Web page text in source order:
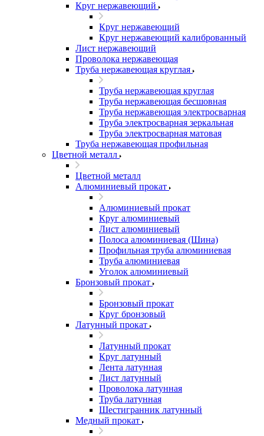
Круг нержавеющий
Круг нержавеющий
Круг нержавеющий калиброванный
Лист нержавеющий
Проволока нержавеющая
Труба нержавеющая круглая
Труба нержавеющая круглая
Труба нержавеющая бесшовная
Труба нержавеющая электросварная
Труба электросварная зеркальная
Труба электросварная матовая
Труба нержавеющая профильная
Цветной металл
Цветной металл
Алюминиевый прокат
Алюминиевый прокат
Круг алюминиевый
Лист алюминиевый
Полоса алюминиевая (Шина)
Профильная труба алюминиевая
Труба алюминиевая
Уголок алюминиевый
Бронзовый прокат
Бронзовый прокат
Круг бронзовый
Латунный прокат
Латунный прокат
Круг латунный
Лента латунная
Лист латунный
Проволока латунная
Труба латунная
Шестигранник латунный
Медный прокат